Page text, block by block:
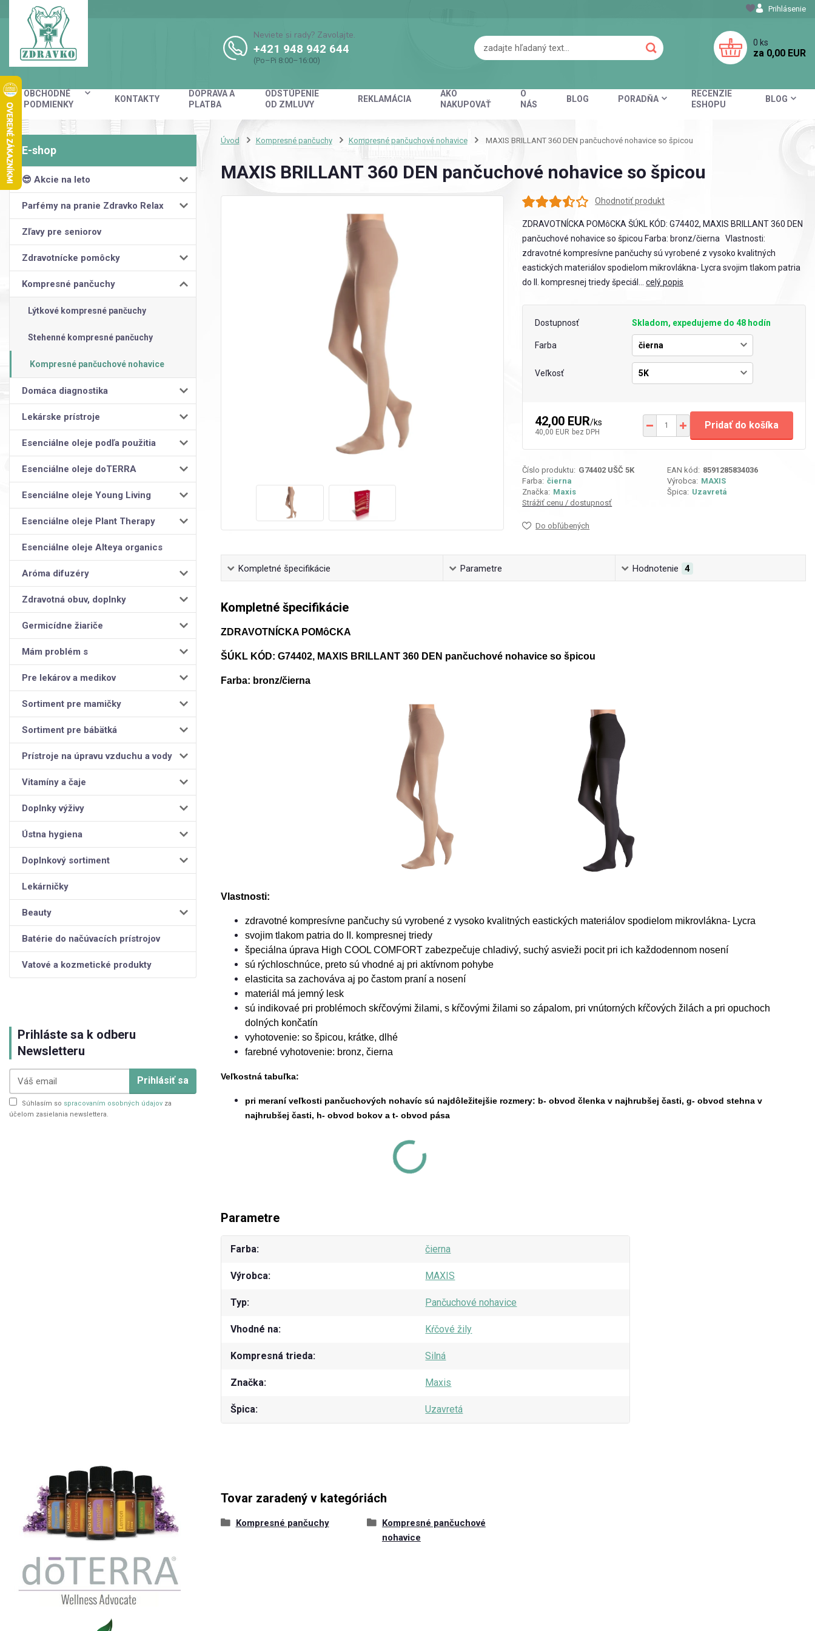
OBCHODNÉ
PODMIENKY
KONTAKTY
DOPRAVA A
PLATBA
ODSTÚPENIE
OD ZMLUVY
REKLAMÁCIA
AKO
NAKUPOVAŤ
O
NÁS
BLOG PORADŇA
RECENZIE
ESHOPU
BLOG
Prihlásenie
Neviete si rady? Zavolajte.
+421 948 942 644
(Po–Pi 8:00–16:00)
0 ks
za 0,00 EUR
😎 Akcie na leto
Parfémy na pranie Zdravko Relax
Zľavy pre seniorov
Zdravotnícke pomôcky
Kompresné pančuchy
Lýtkové kompresné pančuchy
Stehenné kompresné pančuchy
Kompresné pančuchové nohavice
Domáca diagnostika
Lekárske prístroje
Esenciálne oleje podľa použitia
Esenciálne oleje doTERRA
Esenciálne oleje Young Living
Esenciálne oleje Plant Therapy
Esenciálne oleje Alteya organics
Aróma difuzéry
Zdravotná obuv, doplnky
Germicídne žiariče
Mám problém s
Pre lekárov a medikov
Sortiment pre mamičky
Sortiment pre bábätká
Prístroje na úpravu vzduchu a vody
Vitamíny a čaje
Doplnky výživy
Ústna hygiena
Doplnkový sortiment
Lekárničky
Beauty
Batérie do načúvacích prístrojov
Vatové a kozmetické produkty
Prihláste sa k odberu
Newsletteru
Prihlásiť sa
Súhlasím so spracovaním osobných údajov za
účelom zasielania newslettera.
Úvod Kompresné pančuchy Kompresné pančuchové nohavice MAXIS BRILLANT 360 DEN pančuchové nohavice so špicou
MAXIS BRILLANT 360 DEN pančuchové nohavice so špicou
Ohodnotiť produkt
ZDRAVOTNÍCKA POMôCKA ŠÚKL KÓD: G74402, MAXIS BRILLANT 360 DEN
pančuchové nohavice so špicou Farba: bronz/čierna Vlastnosti:
zdravotné kompresívne pančuchy sú vyrobené z vysoko kvalitných
eastických materiálov spodielom mikrovlákna- Lycra svojim tlakom patria
do II. kompresnej triedy špeciál...celý popis
Dostupnosť Skladom, expedujeme do 48 hodín
Farba
Veľkosť
42,00 EUR/ks
40,00 EUR bez DPH
Pridať do košíka
Číslo produktu: G74402 UŠČ 5K EAN kód: 8591285834036
Farba: čierna Výrobca: MAXIS
Značka: Maxis Špica: Uzavretá
Strážiť cenu / dostupnosť
Do obľúbených
Kompletné špecifikácie Parametre Hodnotenie 4
Kompletné špecifikácie
ZDRAVOTNÍCKA POMôCKA
ŠÚKL KÓD: G74402, MAXIS BRILLANT 360 DEN pančuchové nohavice so špicou
Farba: bronz/čierna
Vlastnosti:
zdravotné kompresívne pančuchy sú vyrobené z vysoko kvalitných eastických materiálov spodielom mikrovlákna- Lycra
svojim tlakom patria do II. kompresnej triedy
špeciálna úprava High COOL COMFORT zabezpečuje chladivý, suchý asvieži pocit pri ich každodennom nosení
sú rýchloschnúce, preto sú vhodné aj pri aktívnom pohybe
elasticita sa zachováva aj po častom praní a nosení
materiál má jemný lesk
sú indikovaé pri problémoch skŕčovými žilami, s kŕčovými žilami so zápalom, pri vnútorných kŕčových žilách a pri opuchoch
dolných končatín
vyhotovenie: so špicou, krátke, dlhé
farebné vyhotovenie: bronz, čierna
Veľkostná tabuľka:
pri meraní veľkosti pančuchových nohavíc sú najdôležitejšie rozmery: b- obvod členka v najhrubšej časti, g- obvod stehna v
najhrubšej časti, h- obvod bokov a t- obvod pása
Parametre
Farba čierna
Výrobca MAXIS
Typ Pančuchové nohavice
Vhodné na Kŕčové žily
Kompresná trieda Silná
Značka Maxis
Špica Uzavretá
Tovar zaradený v kategóriách
Kompresné pančuchy
Kompresné pančuchové
nohavice